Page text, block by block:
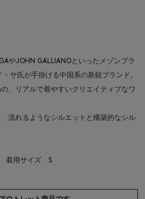
やJOHN GALLIANOといったメゾンブラ
サ氏が手掛ける中国系の新鋭ブランド。
、リアルで着やすいクリエイティブなワ
流れるようなシルエットと構築的なシル
用サイズ S